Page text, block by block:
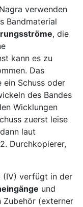
verwenden
Bandmaterial
, die
kann es zu
Das
ein Schuss oder
des Bandes
Wicklungen
zuerst leise
laut
Durchkopierer,
(IV) verfügt in der
und
Zubehör (externer